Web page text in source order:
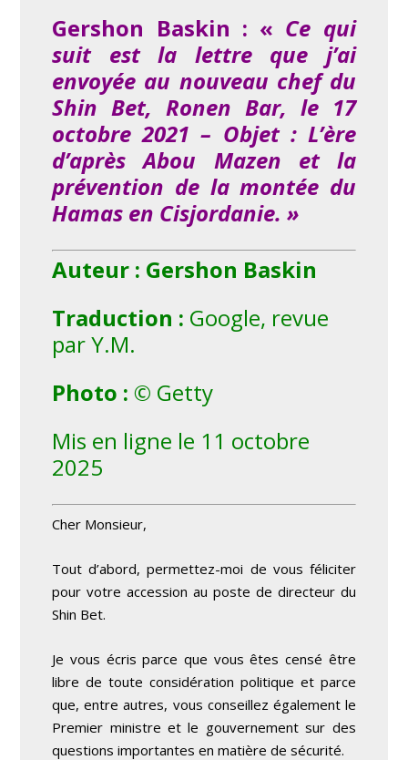
Gershon Baskin : « Ce qui
suit est la lettre que j’ai
envoyée au nouveau chef du
Shin Bet, Ronen Bar, le 17
octobre 2021 – Objet : L’ère
d’après Abou Mazen et la
prévention de la montée du
Hamas en Cisjordanie. »
Auteur : Gershon Baskin
Traduction : Google, revue
par Y.M.
Photo : © Getty
Mis en ligne le 11 octobre
2025
Cher Monsieur,
Tout d’abord, permettez-moi de vous féliciter
pour votre accession au poste de directeur du
Shin Bet.
Je vous écris parce que vous êtes censé être
libre de toute considération politique et parce
que, entre autres, vous conseillez également le
Premier ministre et le gouvernement sur des
questions importantes en matière de sécurité.